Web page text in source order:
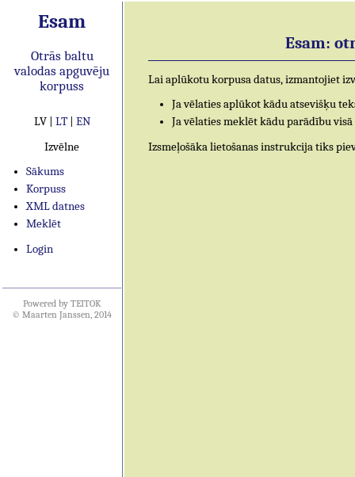
Esam
Otrās baltu
valodas apguvēju
korpuss
LV| LT| EN
Izvēlne
Sākums
Korpuss
XML datnes
Meklēt
Login
Powered by TEITOK
© Maarten Janssen, 2014
Esam:
Lai aplūkotu korpusa datus, izmantojiet
Ja vēlaties aplūkot kādu atsevišķu
Ja vēlaties meklēt kādu parādību
Izsmeļošāka lietošanas instrukcija tiks